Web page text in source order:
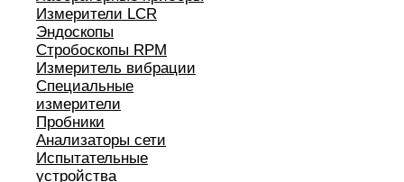
Измерители LCR
Эндоскопы
Стробоскопы RPM
Измеритель вибрации
Специальные
измерители
Пробники
Анализаторы сети
Испытательные
устройства